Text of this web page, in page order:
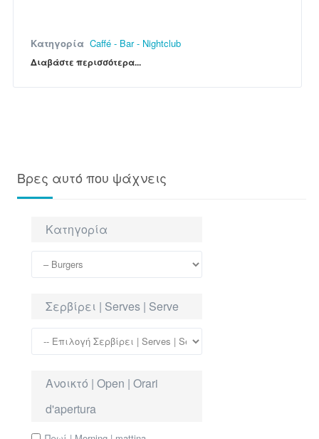
Κατηγορία Caffé - Bar - Nightclub
Διαβάστε περισσότερα...
Βρες αυτό που ψάχνεις
Κατηγορία
Σερβίρει | Serves | Serve
Ανοικτό | Open | Orari
d'apertura